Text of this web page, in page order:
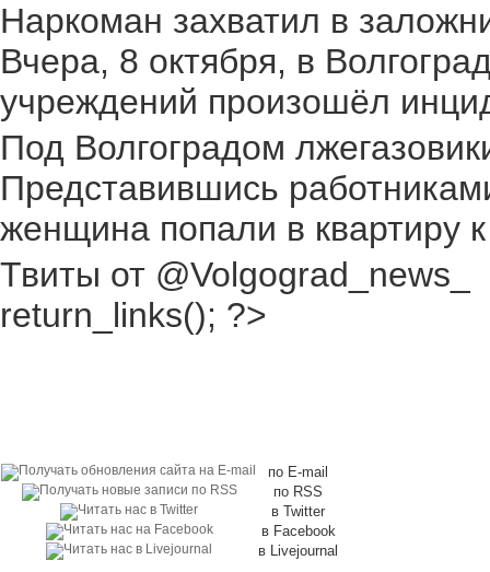
Наркоман захватил в
Вчера, 8 октября, в
учреждений произошёл
Под Волгоградом
Представившись
женщина попали в квартиру
Твиты от @Volgograd_news_
return_links(); ?>
по E-mail
по RSS
в Twitter
в Facebook
в Livejournal